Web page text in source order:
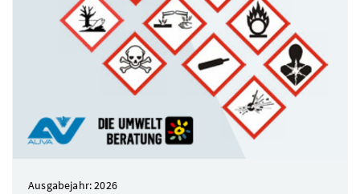
Ausgabejahr: 2026